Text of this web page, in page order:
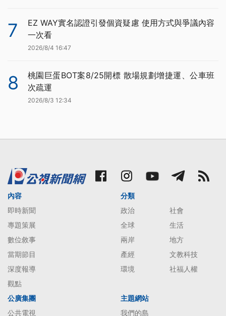
7
EZ WAY實名認證引發個資疑慮 使用方式與爭議內容
一次看
2026/8/4 16:47
8
桃園巨蛋BOT案8/25開標 散場規劃增捷運、公車班
次疏運
2026/8/3 12:34
內容
即時新聞
專題策展
數位敘事
當期節目
深度報導
觀點
分類
政治
社會
全球
生活
兩岸
地方
產經
文教科技
環境
社福人權
公廣集團
公共電視
主題網站
我們的島